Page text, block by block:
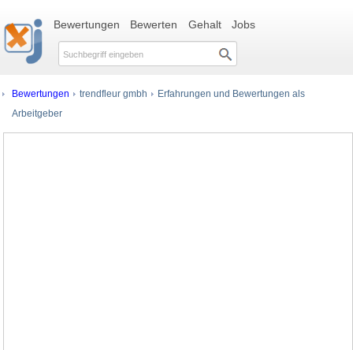
Bewertungen Bewerten Gehalt Jobs
Bewertungen trendfleur gmbh Erfahrungen und Bewertungen als
Arbeitgeber